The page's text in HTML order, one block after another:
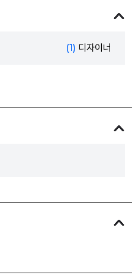
(1) 디자이너